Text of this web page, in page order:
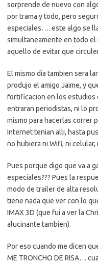
sorprende de nuevo con
por trama y todo, pero
especiales…. este algo se
simultaneamente en todo el
aquello de evitar que
El mismo dia tambien sera
produjo el amigo Jaime, y
fortificacion en los estudios
entraran periodistas, ni lo
mismo para hacerlas correr
Internet tenian alli, hasta
no hubiera ni Wifi, ni celular,
Pues porque digo que va a
especiales??? Pues la
modo de trailer de alta
tiene nada que ver con lo
IMAX 3D (que fui a ver la
alucinante tambien).
Por eso cuando me dicen
ME TRONCHO DE RISA…